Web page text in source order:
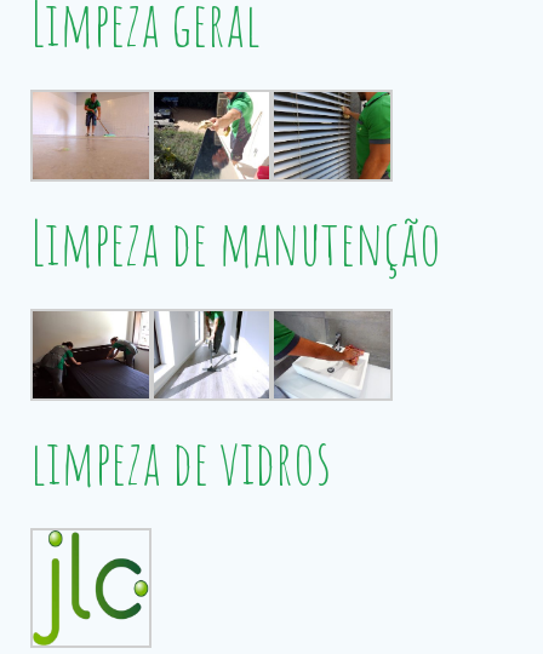
Limpeza geral
Limpeza de manutenção
limpeza de vidros